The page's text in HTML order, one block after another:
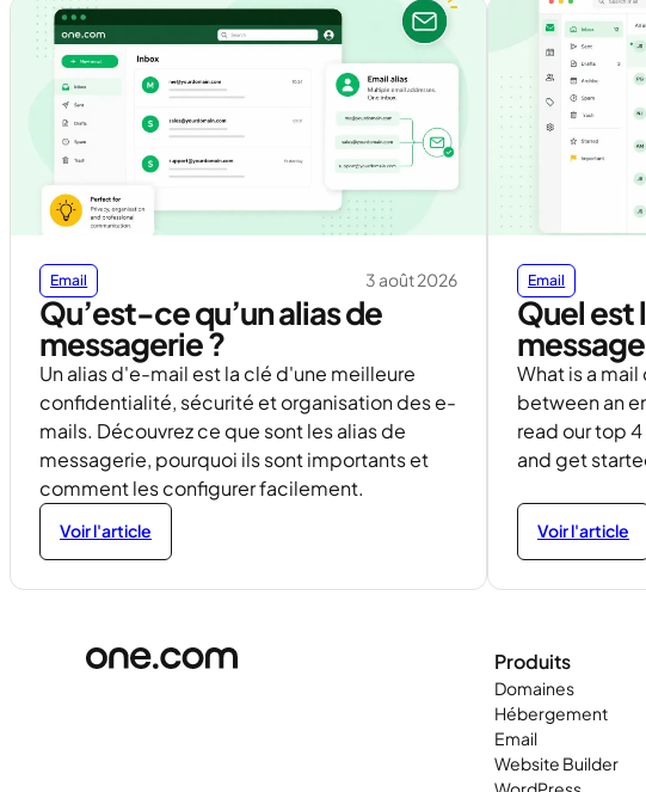
Email 3 août 2026
Qu’est-ce qu’un alias de
messagerie ?
Un alias d'e-mail est la clé d'une meilleure
confidentialité, sécurité et organisation des e-
mails. Découvrez ce que sont les alias de
messagerie, pourquoi ils sont importants et
comment les configurer facilement.
Voir l'article
Email
Quel est
What is a
between an
read our top
and get
Voir l'article
Produits
Domaines
Hébergement
Email
Website Builder